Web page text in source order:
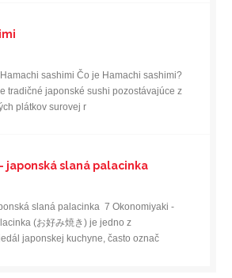
sashimi Čo je Hamachi sashimi?
tradičné japonské sushi pozostávajúce z
plátkov surovej r
japonská slaná palacinka
slaná palacinka 7 Okonomiyaki -
(お好み焼き) je jedno z
japonskej kuchyne, často označ